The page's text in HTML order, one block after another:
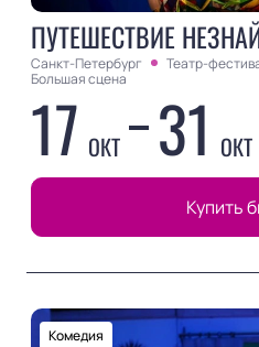
ПУТЕШЕСТВИЕ
Санкт-Петербург
Театр-
Большая сцена
17 ОКТ 31 ОКТ
Купить
Комедия